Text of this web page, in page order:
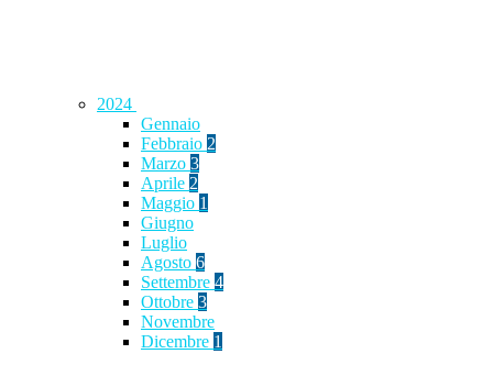
2024
Gennaio
Febbraio 2
Marzo 3
Aprile 2
Maggio 1
Giugno
Luglio
Agosto 6
Settembre 4
Ottobre 3
Novembre
Dicembre 1